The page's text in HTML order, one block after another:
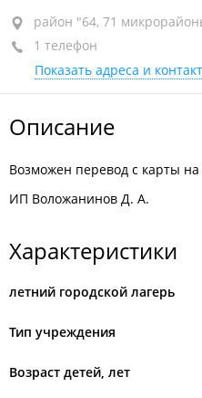
район "64, 71
1 телефон
Показать адреса и
Описание
Возможен перевод с карты на
ИП Воложанинов Д. А.
Характеристики
летний городской лагерь
Тип учреждения
Возраст детей, лет